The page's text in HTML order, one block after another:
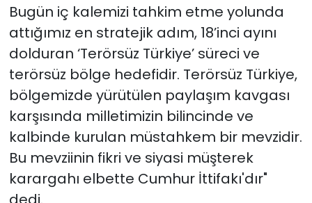
Bugün iç kalemizi tahkim etme yolunda
attığımız en stratejik adım, 18’inci ayını
dolduran ‘Terörsüz Türkiye’ süreci ve
terörsüz bölge hedefidir. Terörsüz Türkiye,
bölgemizde yürütülen paylaşım kavgası
karşısında milletimizin bilincinde ve
kalbinde kurulan müstahkem bir mevzidir.
Bu mevziinin fikri ve siyasi müşterek
karargahı elbette Cumhur İttifakı'dır"